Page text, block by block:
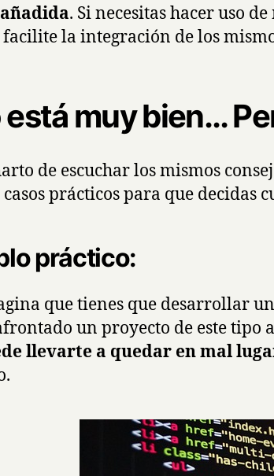
. Si necesitas hacer uso
facilite la integración de los
muy bien…
de escuchar los mismos
prácticos para que decidas
práctico:
que tienes que desarrollar
un proyecto de este tipo
llevarte a quedar en mal